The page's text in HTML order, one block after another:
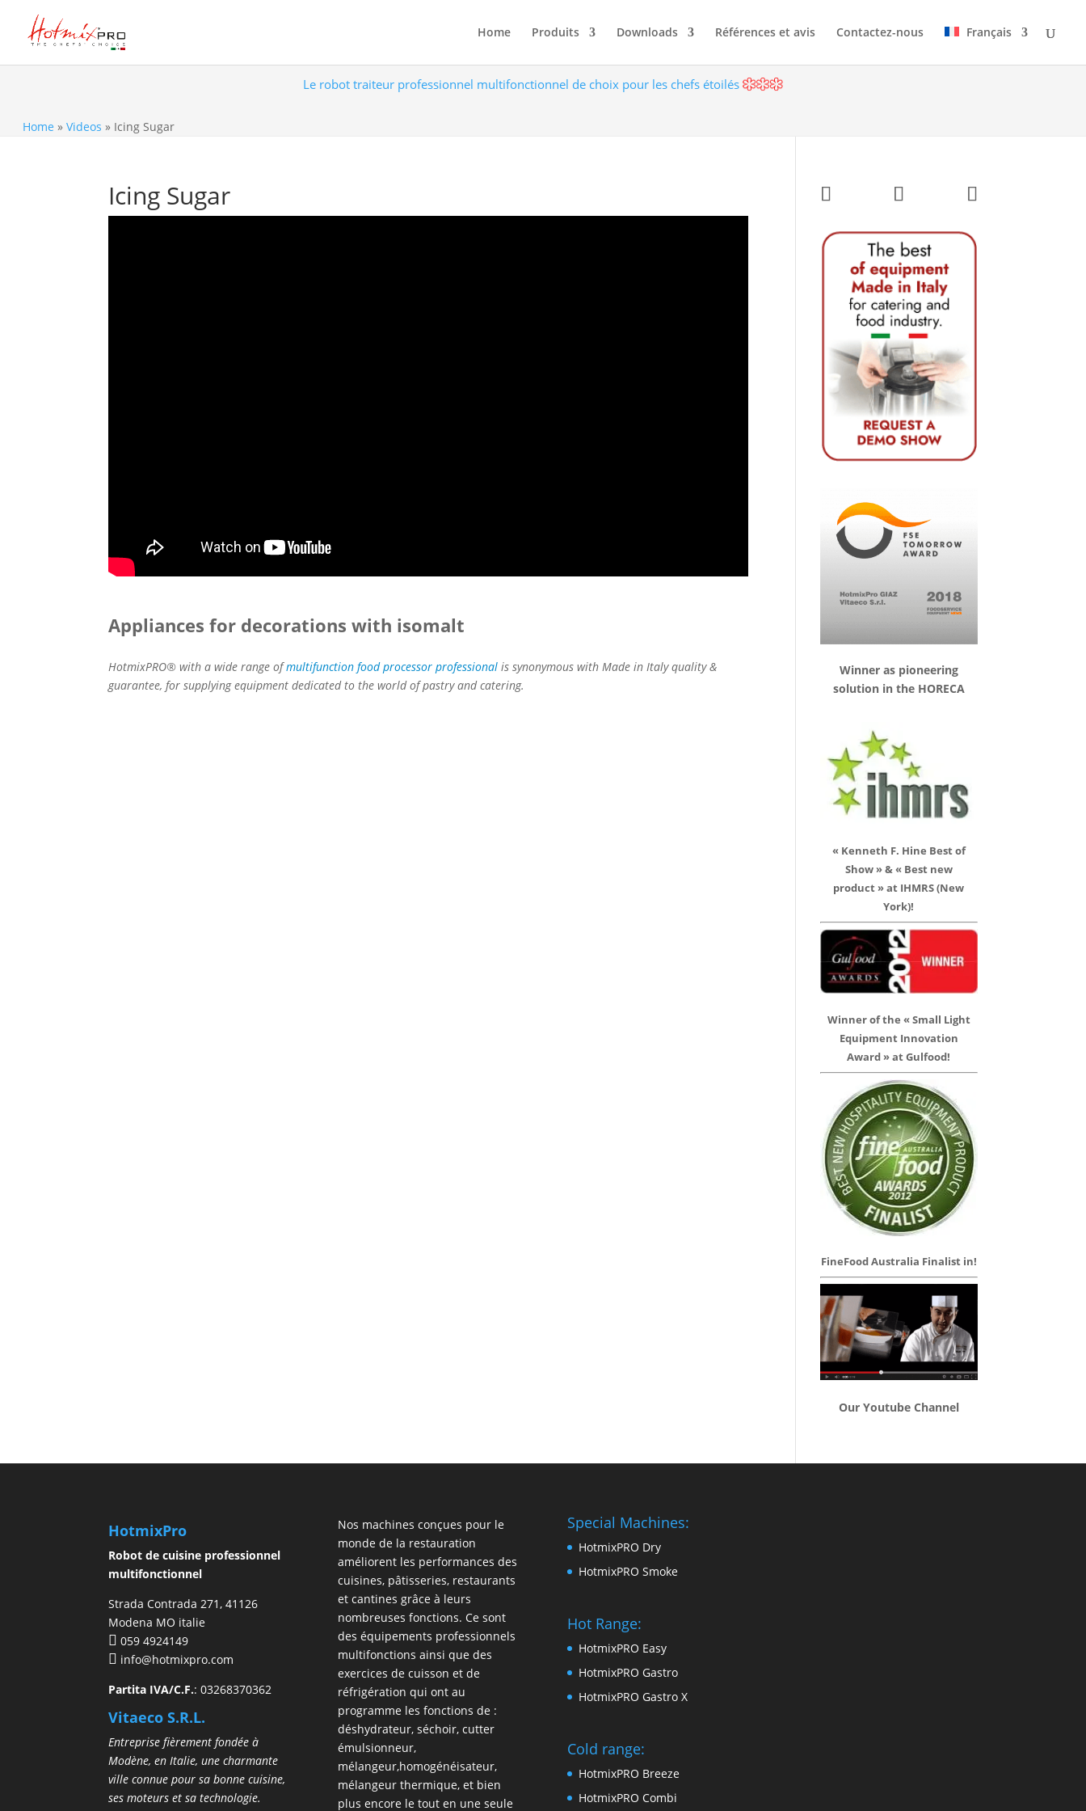
Home Produits Downloads Références et avis Contactez-nous Français
Le robot traiteur professionnel multifonctionnel de choix pour les chefs étoilés
Home » Videos » Icing Sugar
Icing Sugar
Appliances for decorations with isomalt
HotmixPRO® with a wide range ofmultifunction food processor professional is synonymous with Made in Italy quality &
guarantee, for supplying equipment dedicated to the world of pastry and catering.
Winner as pioneering
solution in the HORECA
« Kenneth F. Hine Best of
Show » & « Best new
product » at IHMRS (New
York)!
Winner of the « Small Light
Equipment Innovation
Award » at Gulfood!
FineFood Australia Finalist in!
Our Youtube Channel
HotmixPro
Robot de cuisine professionnel
multifonctionnel
Strada Contrada 271, 41126
Modena MO italie
059 4924149
info@hotmixpro.com
Partita IVA/C.F.: 03268370362
Vitaeco S.R.L.
Entreprise fièrement fondée à
Modène, en Italie, une charmante
ville connue pour sa bonne cuisine,
ses moteurs et sa technologie.
Nos machines conçues pour le
monde de la restauration
améliorent les performances des
cuisines, pâtisseries, restaurants
et cantines grâce à leurs
nombreuses fonctions. Ce sont
des équipements professionnels
multifonctions ainsi que des
exercices de cuisson et de
réfrigération qui ont au
programme les fonctions de :
déshydrateur, séchoir, cutter
émulsionneur,
mélangeur,homogénéisateur,
mélangeur thermique, et bien
plus encore le tout en une seule
Special Machines:
HotmixPRO Dry
HotmixPRO Smoke
Hot Range:
HotmixPRO Easy
HotmixPRO Gastro
HotmixPRO Gastro X
Cold range:
HotmixPRO Breeze
HotmixPRO Combi